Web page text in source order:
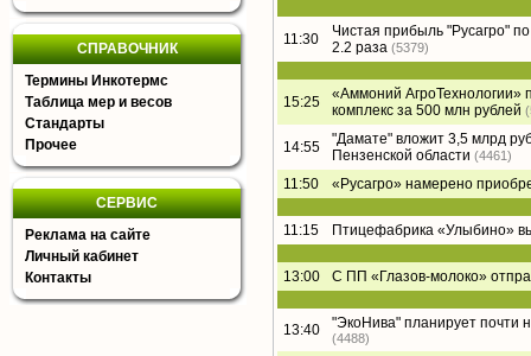
СПРАВОЧНИК
Термины Инкотермс
Таблица мер и весов
Стандарты
Прочее
СЕРВИС
Реклама на сайте
Личный кабинет
Контакты
11:30
Чистая прибыль "Русагро"
2.2 раза (5379)
15:25
«Аммоний АгроТехнологии»
комплекс за 500 млн рублей
14:55
"Дамате" вложит 3,5 млрд
Пензенской области (4461)
11:50 «Русагро» намерено
11:15 Птицефабрика «Улыбино»
13:00 С ПП «Глазов-молоко»
13:40 "ЭкоНива" планирует почти
(4488)